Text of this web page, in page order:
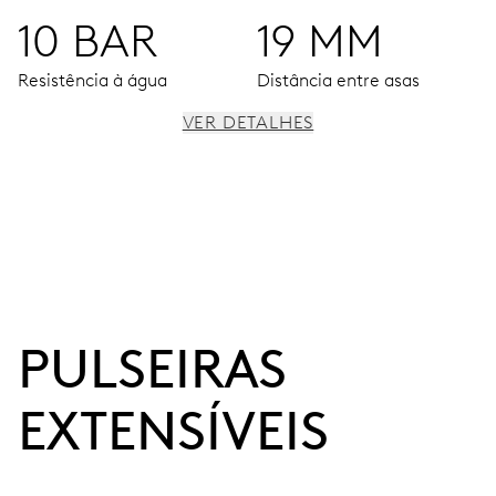
10 BAR
Resistência à água
19 MM
Distância entre asas
120 h
Reserva de marcha
VER DETALHES
PULSEIRAS
EXTENSÍVEIS